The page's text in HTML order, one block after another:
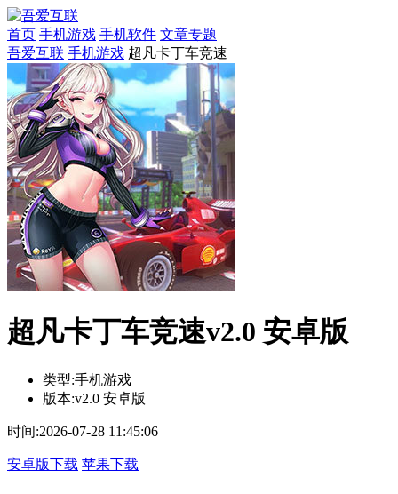
首页 手机游戏 手机软件 文章专题
吾爱互联 手机游戏 超凡卡丁车竞速
超凡卡丁车竞速v2.0 安卓版
类型:手机游戏
版本:v2.0 安卓版
时间:2026-07-28 11:45:06
安卓版下载 苹果下载